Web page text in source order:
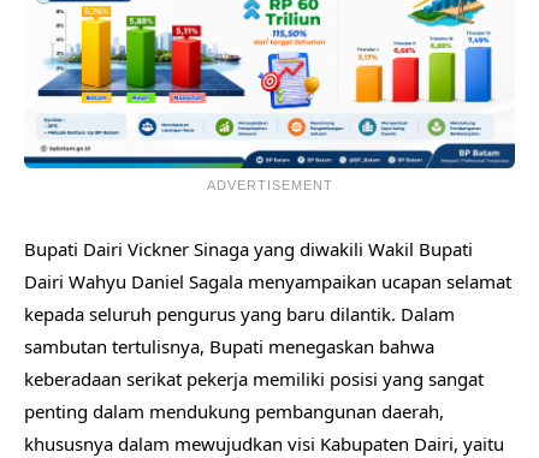
ADVERTISEMENT
Bupati Dairi Vickner Sinaga yang diwakili Wakil Bupati
Dairi Wahyu Daniel Sagala menyampaikan ucapan selamat
kepada seluruh pengurus yang baru dilantik. Dalam
sambutan tertulisnya, Bupati menegaskan bahwa
keberadaan serikat pekerja memiliki posisi yang sangat
penting dalam mendukung pembangunan daerah,
khususnya dalam mewujudkan visi Kabupaten Dairi, yaitu